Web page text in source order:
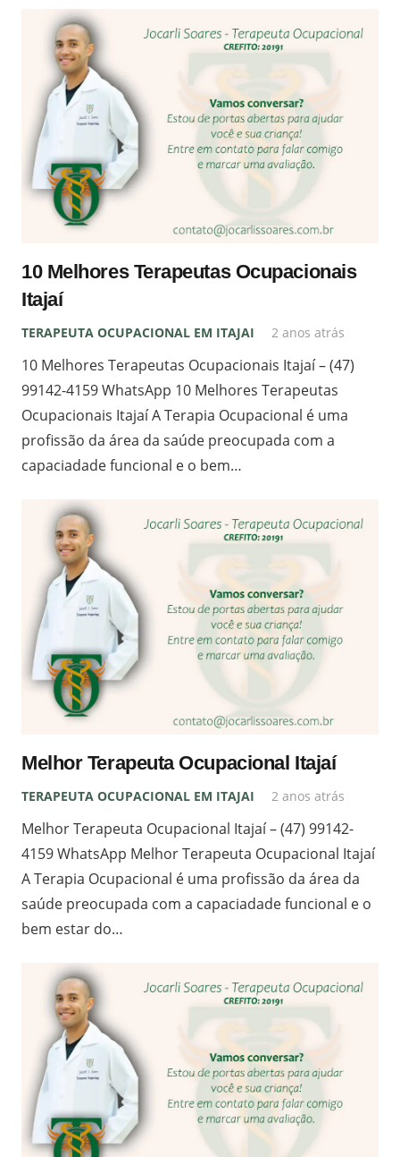
10 Melhores Terapeutas Ocupacionais
Itajaí
TERAPEUTA OCUPACIONAL EM ITAJAI 2 anos atrás
10 Melhores Terapeutas Ocupacionais Itajaí – (47)
99142-4159 WhatsApp 10 Melhores Terapeutas
Ocupacionais Itajaí A Terapia Ocupacional é uma
profissão da área da saúde preocupada com a
capaciadade funcional e o bem…
Melhor Terapeuta Ocupacional Itajaí
TERAPEUTA OCUPACIONAL EM ITAJAI 2 anos atrás
Melhor Terapeuta Ocupacional Itajaí – (47) 99142-
4159 WhatsApp Melhor Terapeuta Ocupacional Itajaí
A Terapia Ocupacional é uma profissão da área da
saúde preocupada com a capaciadade funcional e o
bem estar do…